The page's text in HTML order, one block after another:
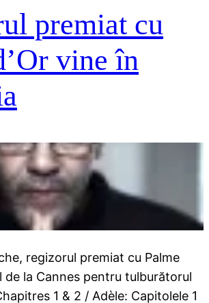
premiat cu
vine în
regizorul premiat cu Palme
de la Cannes pentru tulburătorul
1 & 2 / Adèle: Capitolele 1